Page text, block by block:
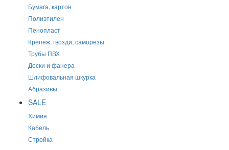
Бумага, картон
Полиэтилен
Пенопласт
Крепеж, гвозди, саморезы
Трубы ПВХ
Доски и фанера
Шлифовальная шкурка
Абразивы
SALE
Химия
Кабель
Стройка